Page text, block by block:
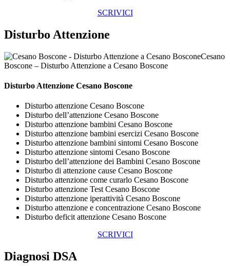
SCRIVICI
Disturbo Attenzione
Cesano
Boscone – Disturbo Attenzione a Cesano Boscone
Disturbo Attenzione Cesano Boscone
Disturbo attenzione Cesano Boscone
Disturbo dell’attenzione Cesano Boscone
Disturbo attenzione bambini Cesano Boscone
Disturbo attenzione bambini esercizi Cesano Boscone
Disturbo attenzione bambini sintomi Cesano Boscone
Disturbo attenzione sintomi Cesano Boscone
Disturbo dell’attenzione dei Bambini Cesano Boscone
Disturbo di attenzione cause Cesano Boscone
Disturbo attenzione come curarlo Cesano Boscone
Disturbo attenzione Test Cesano Boscone
Disturbo attenzione iperattività Cesano Boscone
Disturbo attenzione e concentrazione Cesano Boscone
Disturbo deficit attenzione Cesano Boscone
SCRIVICI
Diagnosi DSA